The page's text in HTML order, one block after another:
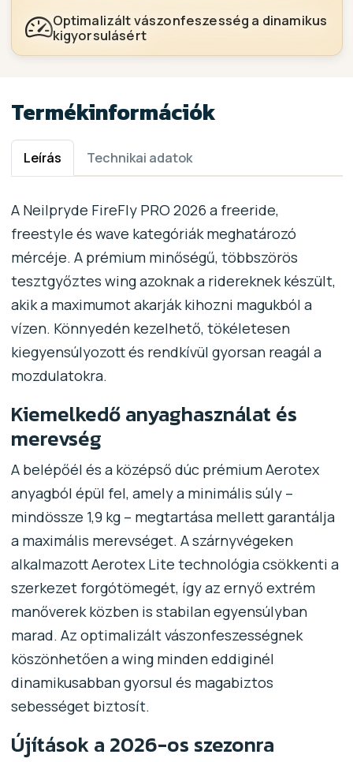
Optimalizált vászonfeszesség a dinamikus
kigyorsulásért
Termékinformációk
Leírás Technikai adatok
A Neilpryde FireFly PRO 2026 a freeride,
freestyle és wave kategóriák meghatározó
mércéje. A prémium minőségű, többszörös
tesztgyőztes wing azoknak a ridereknek készült,
akik a maximumot akarják kihozni magukból a
vízen. Könnyedén kezelhető, tökéletesen
kiegyensúlyozott és rendkívül gyorsan reagál a
mozdulatokra.
Kiemelkedő anyaghasználat és
merevség
A belépőél és a középső dúc prémium Aerotex
anyagból épül fel, amely a minimális súly –
mindössze 1,9 kg – megtartása mellett garantálja
a maximális merevséget. A szárnyvégeken
alkalmazott Aerotex Lite technológia csökkenti a
szerkezet forgótömegét, így az ernyő extrém
manőverek közben is stabilan egyensúlyban
marad. Az optimalizált vászonfeszességnek
köszönhetően a wing minden eddiginél
dinamikusabban gyorsul és magabiztos
sebességet biztosít.
Újítások a 2026-os szezonra